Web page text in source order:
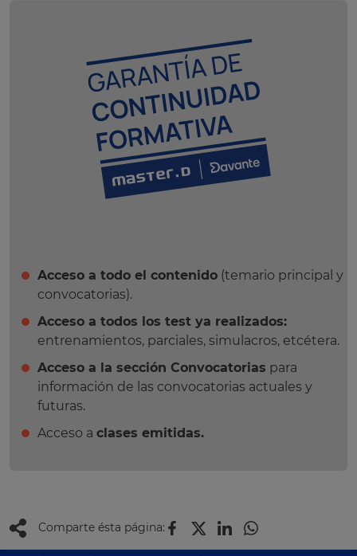
Acceso a todo el contenido (temario principal y
convocatorias).
Acceso a todos los test ya realizados:
entrenamientos, parciales, simulacros, etcétera.
Acceso a la sección Convocatorias para
información de las convocatorias actuales y
futuras.
Acceso a clases emitidas.
Comparte ésta página: